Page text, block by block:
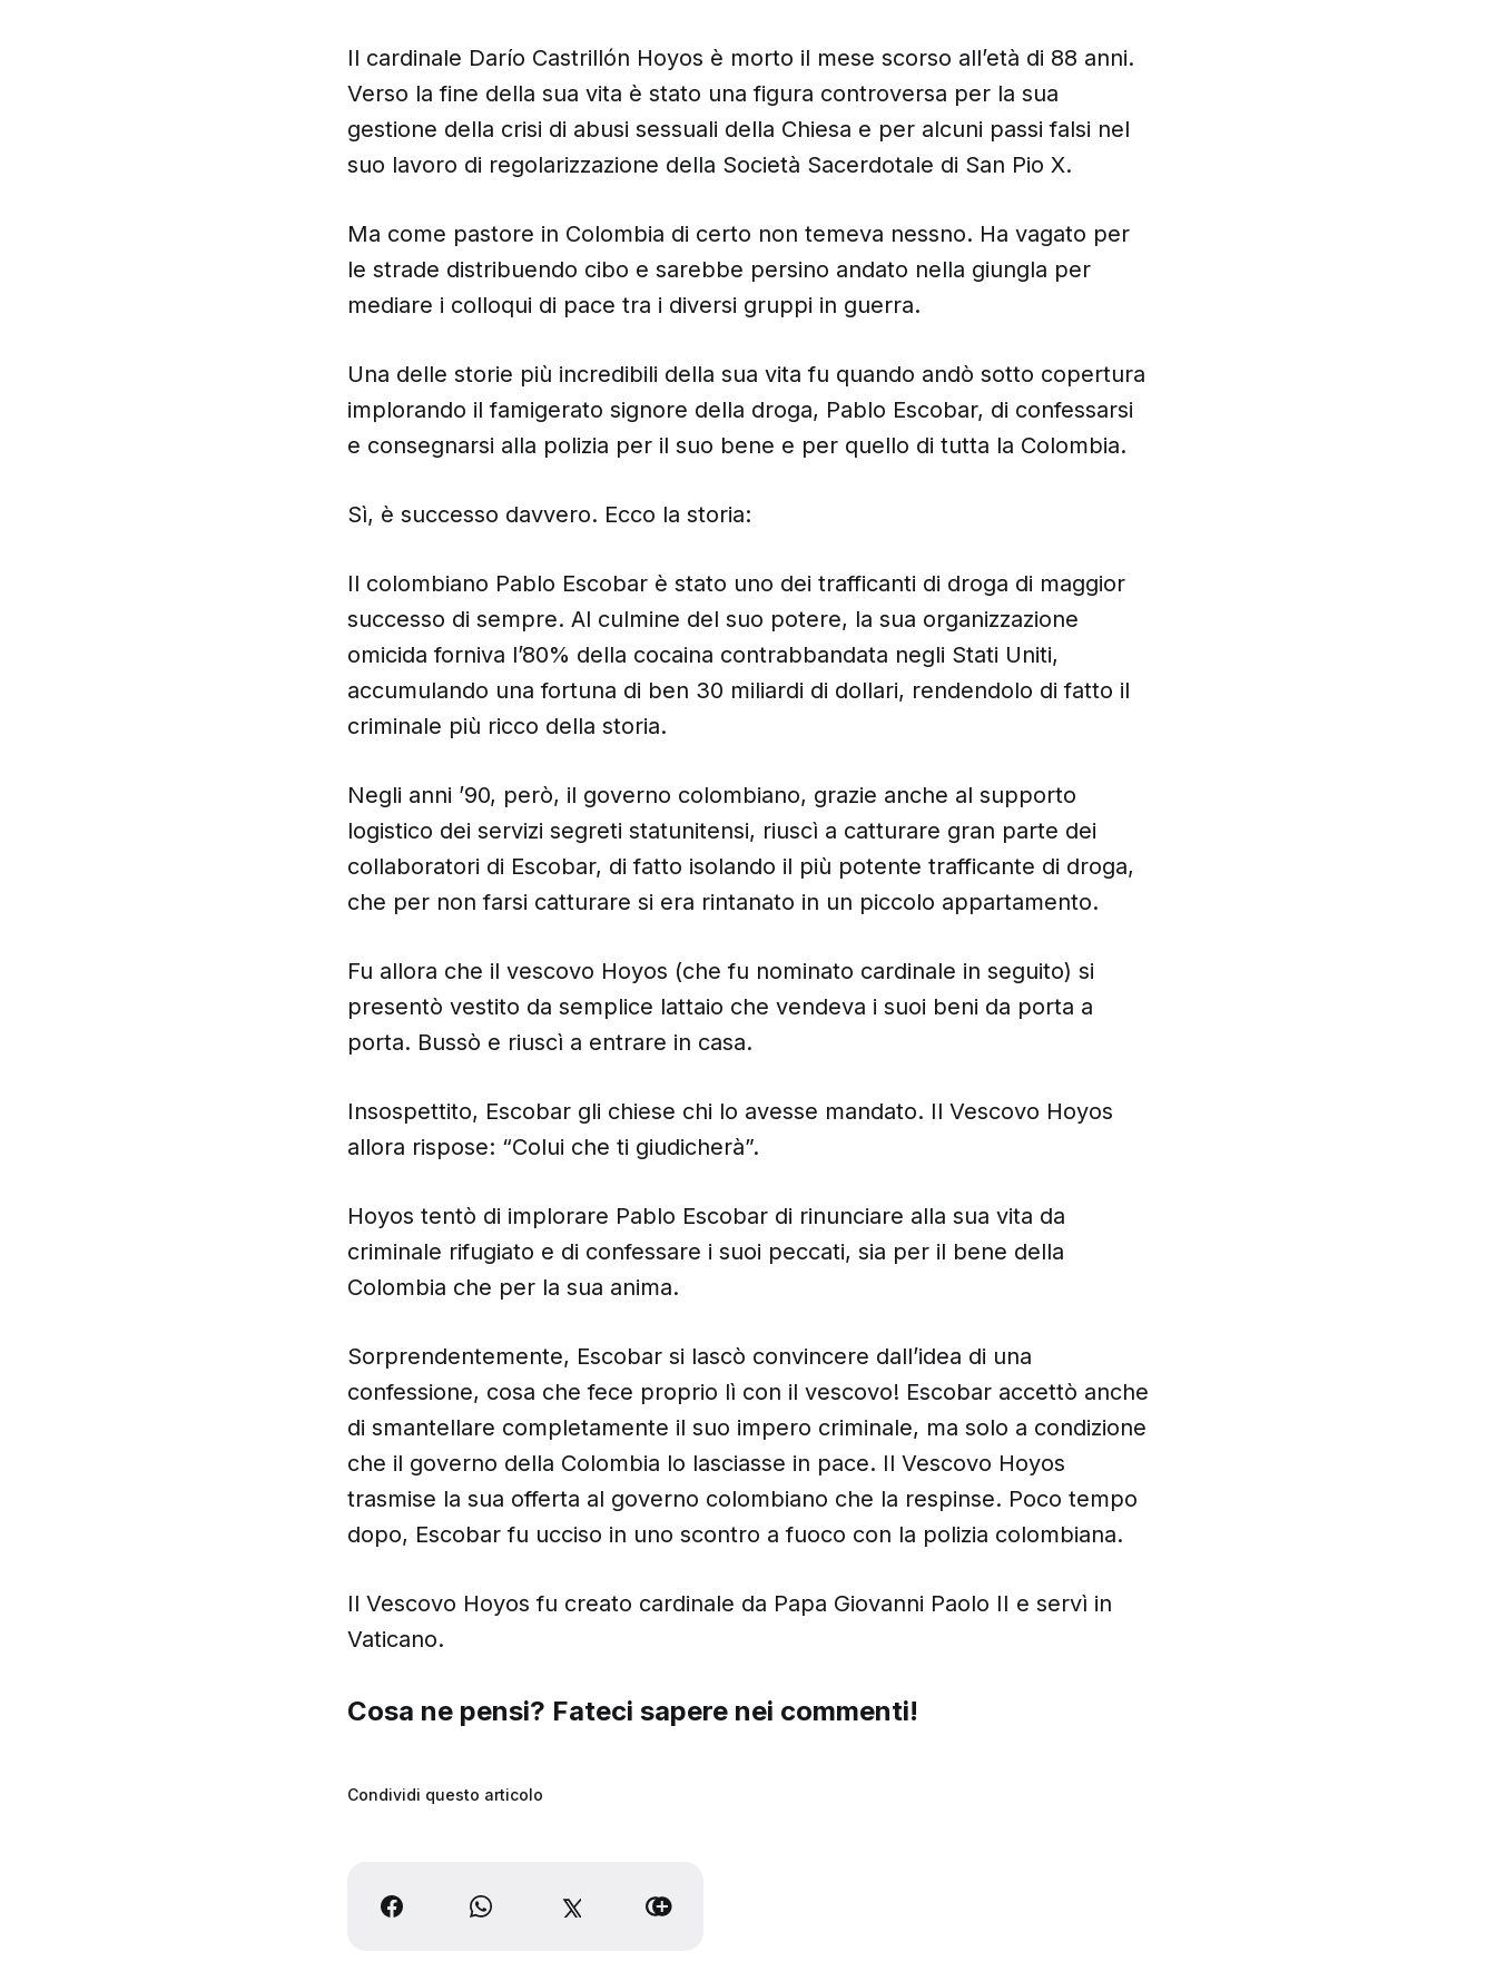
Il cardinale Darío Castrillón Hoyos è morto il mese scorso all’età di 88 anni.
Verso la fine della sua vita è stato una figura controversa per la sua
gestione della crisi di abusi sessuali della Chiesa e per alcuni passi falsi nel
suo lavoro di regolarizzazione della Società Sacerdotale di San Pio X.
Ma come pastore in Colombia di certo non temeva nessno. Ha vagato per
le strade distribuendo cibo e sarebbe persino andato nella giungla per
mediare i colloqui di pace tra i diversi gruppi in guerra.
Una delle storie più incredibili della sua vita fu quando andò sotto copertura
implorando il famigerato signore della droga, Pablo Escobar, di confessarsi
e consegnarsi alla polizia per il suo bene e per quello di tutta la Colombia.
Sì, è successo davvero. Ecco la storia:
Il colombiano Pablo Escobar è stato uno dei trafficanti di droga di maggior
successo di sempre. Al culmine del suo potere, la sua organizzazione
omicida forniva l’80% della cocaina contrabbandata negli Stati Uniti,
accumulando una fortuna di ben 30 miliardi di dollari, rendendolo di fatto il
criminale più ricco della storia.
Negli anni ’90, però, il governo colombiano, grazie anche al supporto
logistico dei servizi segreti statunitensi, riuscì a catturare gran parte dei
collaboratori di Escobar, di fatto isolando il più potente trafficante di droga,
che per non farsi catturare si era rintanato in un piccolo appartamento.
Fu allora che il vescovo Hoyos (che fu nominato cardinale in seguito) si
presentò vestito da semplice lattaio che vendeva i suoi beni da porta a
porta. Bussò e riuscì a entrare in casa.
Insospettito, Escobar gli chiese chi lo avesse mandato. Il Vescovo Hoyos
allora rispose: “Colui che ti giudicherà”.
Hoyos tentò di implorare Pablo Escobar di rinunciare alla sua vita da
criminale rifugiato e di confessare i suoi peccati, sia per il bene della
Colombia che per la sua anima.
Sorprendentemente, Escobar si lascò convincere dall’idea di una
confessione, cosa che fece proprio lì con il vescovo! Escobar accettò anche
di smantellare completamente il suo impero criminale, ma solo a condizione
che il governo della Colombia lo lasciasse in pace. Il Vescovo Hoyos
trasmise la sua offerta al governo colombiano che la respinse. Poco tempo
dopo, Escobar fu ucciso in uno scontro a fuoco con la polizia colombiana.
Il Vescovo Hoyos fu creato cardinale da Papa Giovanni Paolo II e servì in
Vaticano.
Cosa ne pensi? Fateci sapere nei commenti!
Condividi questo articolo